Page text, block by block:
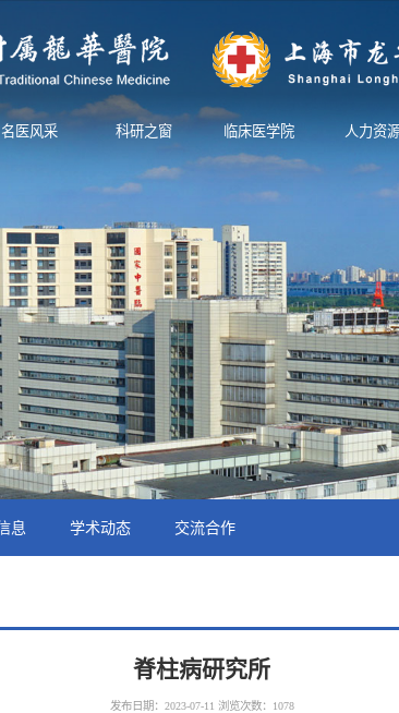
名医风采 科研之窗 临床医学院 人力资
息 学术动态 交流合作
脊柱病研究所
发布日期：2023-07-11 浏览次数： 1078